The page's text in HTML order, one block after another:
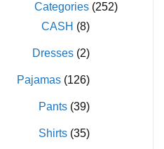
على
صفحة
المنتج
Categories (252)
CASH (8)
Dresses (2)
Pajamas (126)
Pants (39)
Shirts (35)